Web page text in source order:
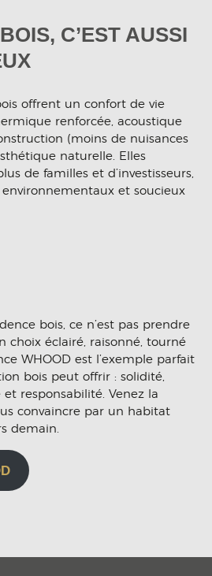
C’EST AUSSI
offrent un confort de vie
renforcée, acoustique
(moins de nuisances
naturelle. Elles
de familles et d’investisseurs,
et soucieux
bois, ce n’est pas prendre
choix éclairé, raisonné, tourné
WHOOD est l’exemple parfait
bois peut offrir : solidité,
responsabilité. Venez la
convaincre par un habitat
demain.